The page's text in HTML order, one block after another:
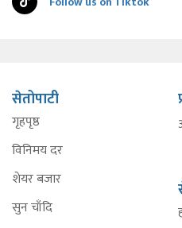
सेतोपाटी
गृहपृष्ठ
विनिमय दर
शेयर बजार
सुन चाँदि